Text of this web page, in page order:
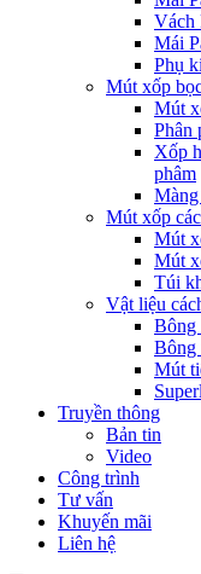
Vách
Mái
Phụ
Mút xốp
Mút
Phân
Xốp
phâm
Mút xốp
Mút
Mút
Túi
Vật liệu
Bông
Bông
Mút
Truyền thông
Bản tin
Video
Công trình
Tư vấn
Khuyến mãi
Liên hệ